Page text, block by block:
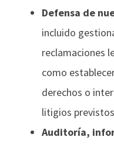
Defensa de
incluido
reclamaciones
como
derechos o
litigios
Auditoría,